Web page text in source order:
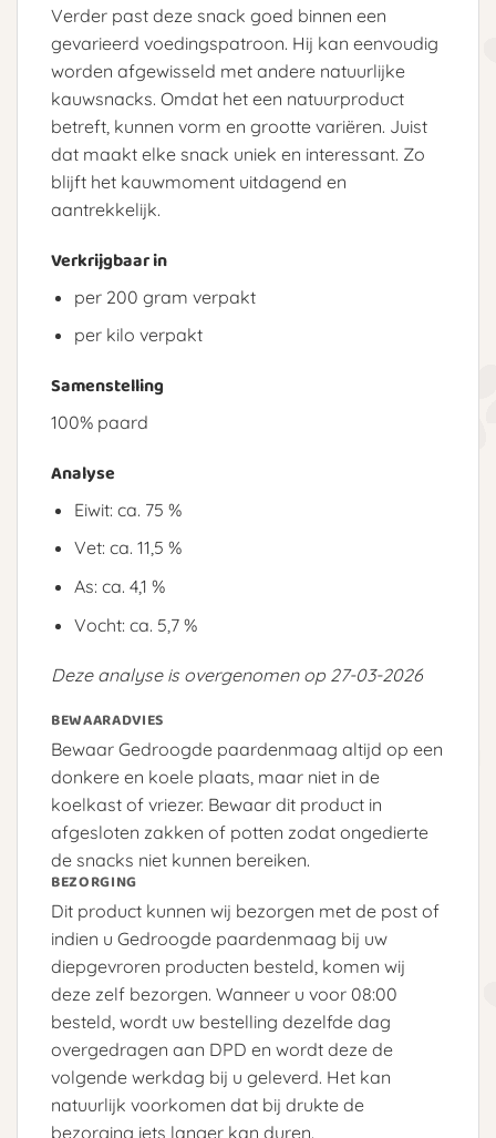
Verder past deze snack goed binnen een
gevarieerd voedingspatroon. Hij kan eenvoudig
worden afgewisseld met andere natuurlijke
kauwsnacks. Omdat het een natuurproduct
betreft, kunnen vorm en grootte variëren. Juist
dat maakt elke snack uniek en interessant. Zo
blijft het kauwmoment uitdagend en
aantrekkelijk.
Verkrijgbaar in
per 200 gram verpakt
per kilo verpakt
Samenstelling
100% paard
Analyse
Eiwit: ca. 75 %
Vet: ca. 11,5 %
As: ca. 4,1 %
Vocht: ca. 5,7 %
Deze analyse is overgenomen op 27-03-2026
BEWAARADVIES
Bewaar Gedroogde paardenmaag altijd op een
donkere en koele plaats, maar niet in de
koelkast of vriezer. Bewaar dit product in
afgesloten zakken of potten zodat ongedierte
de snacks niet kunnen bereiken.
BEZORGING
Dit product kunnen wij bezorgen met de post of
indien u Gedroogde paardenmaag bij uw
diepgevroren producten besteld, komen wij
deze zelf bezorgen. Wanneer u voor 08:00
besteld, wordt uw bestelling dezelfde dag
overgedragen aan DPD en wordt deze de
volgende werkdag bij u geleverd. Het kan
natuurlijk voorkomen dat bij drukte de
bezorging iets langer kan duren.